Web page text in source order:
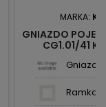
MARKA:
GNIAZDO
CG1.01/41
Ramka